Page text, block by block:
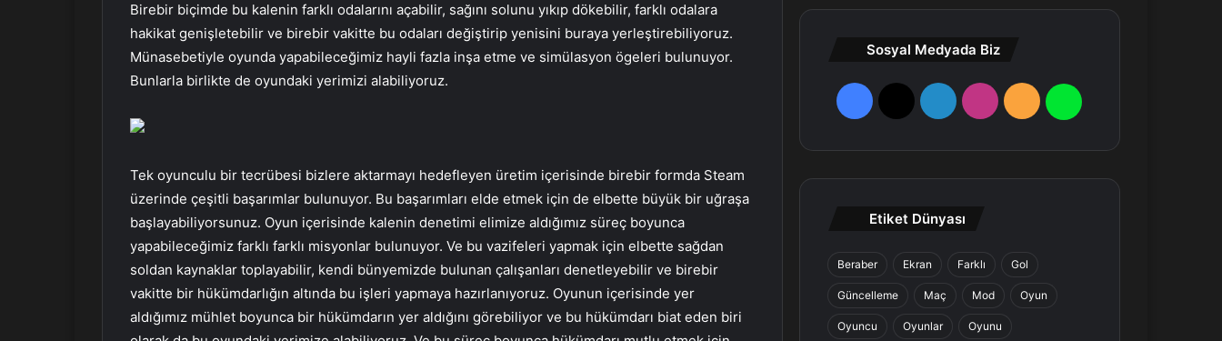
Birebir biçimde bu kalenin farklı odalarını açabilir, sağını solunu yıkıp dökebilir, farklı odalara
hakikat genişletebilir ve birebir vakitte bu odaları değiştirip yenisini buraya yerleştirebiliyoruz.
Münasebetiyle oyunda yapabileceğimiz hayli fazla inşa etme ve simülasyon ögeleri bulunuyor.
Bunlarla birlikte de oyundaki yerimizi alabiliyoruz.
Tek oyunculu bir tecrübesi bizlere aktarmayı hedefleyen üretim içerisinde birebir formda Steam
üzerinde çeşitli başarımlar bulunuyor. Bu başarımları elde etmek için de elbette büyük bir uğraşa
başlayabiliyorsunuz. Oyun içerisinde kalenin denetimi elimize aldığımız süreç boyunca
yapabileceğimiz farklı farklı misyonlar bulunuyor. Ve bu vazifeleri yapmak için elbette sağdan
soldan kaynaklar toplayabilir, kendi bünyemizde bulunan çalışanları denetleyebilir ve birebir
vakitte bir hükümdarlığın altında bu işleri yapmaya hazırlanıyoruz. Oyunun içerisinde yer
aldığımız mühlet boyunca bir hükümdarın yer aldığını görebiliyor ve bu hükümdarı biat eden biri
Sosyal Medyada Biz
F
e
X
L
R
W
a
Etiket Dünyası
Beraber Ekran Farklı Gol
Güncelleme Maç Mod Oyun
Oyuncu Oyunlar Oyunu